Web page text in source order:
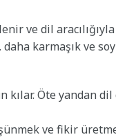
ve dil aracılığıyla
karmaşık ve
Öte yandan dil
ve fikir